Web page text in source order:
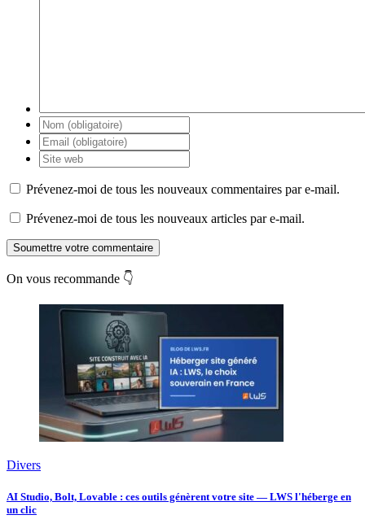
Prévenez-moi de tous les nouveaux commentaires par e-mail.
Prévenez-moi de tous les nouveaux articles par e-mail.
Soumettre votre commentaire
On vous recommande 👇
Divers
AI Studio, Bolt, Lovable : ces outils génèrent votre site — LWS l'héberge en
un clic